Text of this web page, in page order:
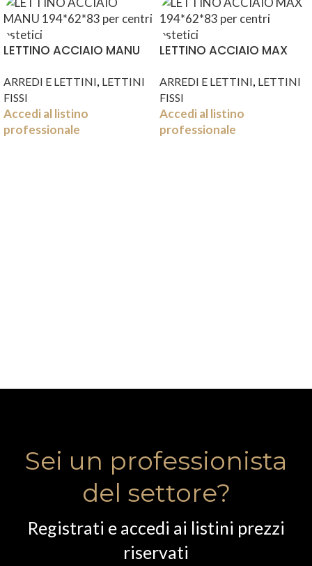
LETTINO ACCIAIO MANU
ARREDI E LETTINI, LETTINI
FISSI
Accedi al listino
professionale
LETTINO ACCIAIO MAX
ARREDI E LETTINI, LETTINI
FISSI
Accedi al listino
professionale
Sei un professionista
del settore?
Registrati e accedi ai listini prezzi
riservati